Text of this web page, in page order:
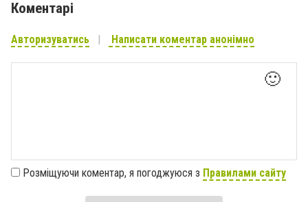
Коментарі
Авторизуватись Написати коментар анонімно
🙂
Розміщуючи коментар, я погоджуюся з Правилами сайту